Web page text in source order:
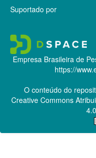
Suportado por
Empresa Brasileira de
https://
O conteúdo do
Creative Commons